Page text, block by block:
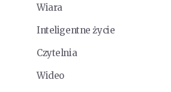
Wiara
Inteligentne życie
Czytelnia
Wideo